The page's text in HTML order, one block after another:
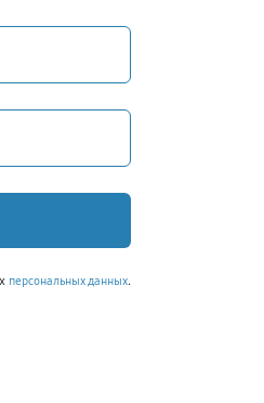
персональных данных.